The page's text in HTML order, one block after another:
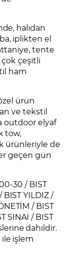
halıdan
iplikten el
tente
çeşitli
ham
ürün
ve tekstil
outdoor elyaf
tow,
ürünleriyle de
geçen gün
30 / BIST
BIST YILDIZ /
/ BIST
SINAİ / BIST
dahildir.
işlem